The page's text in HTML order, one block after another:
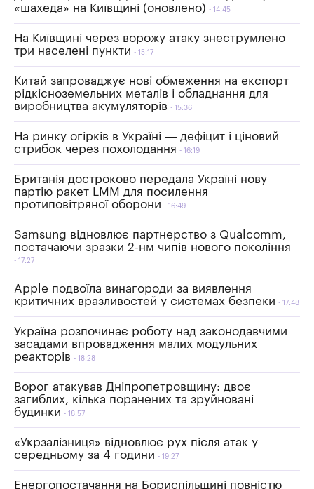
«шахеда» на Київщині (оновлено)
14:45
На Київщині через ворожу атаку знеструмлено
три населені пункти
15:17
Китай запроваджує нові обмеження на експорт
рідкісноземельних металів і обладнання для
виробництва акумуляторів
15:36
На ринку огірків в Україні — дефіцит і ціновий
стрибок через похолодання
16:19
Британія достроково передала Україні нову
партію ракет LMM для посилення
протиповітряної оборони
16:49
Samsung відновлює партнерство з Qualcomm,
постачаючи зразки 2-нм чипів нового покоління
17:27
Apple подвоїла винагороди за виявлення
критичних вразливостей у системах безпеки
17:48
Україна розпочинає роботу над законодавчими
засадами впровадження малих модульних
реакторів
18:28
Ворог атакував Дніпропетровщину: двоє
загиблих, кілька поранених та зруйновані
будинки
18:57
«Укрзалізниця» відновлює рух після атак у
середньому за 4 години
19:27
Енергопостачання на Бориспільщині повністю